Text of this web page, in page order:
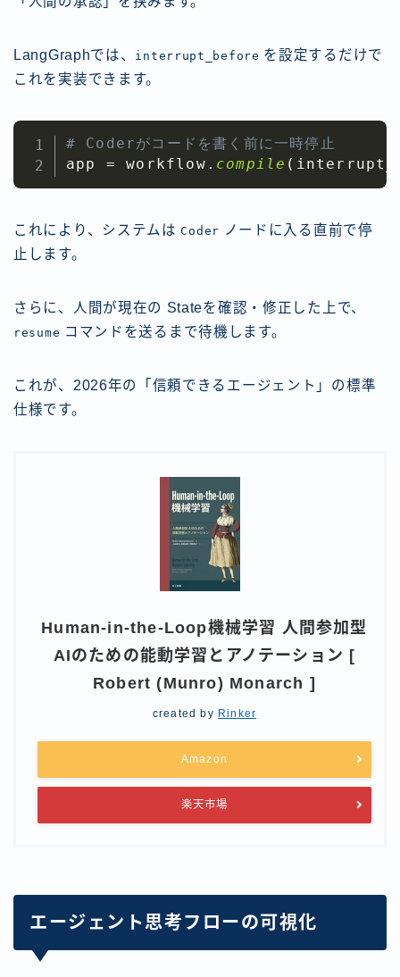
LangGraphでは、 interrupt_before を設定するだけで
これを実装できます。
# Coderがコードを書く前に一時停止
app = workflow . compile (
これにより、システムはCoder ノードに入る直前で停
止します。
さらに、人間が現在の Stateを確認・修正した上で、
resume コマンドを送るまで待機します。
これが、2026年の「信頼できるエージェント」の標準
仕様です。
Human-in-the-Loop機械学習 人間参加型
AIのための能動学習とアノテーション [
Robert (Munro) Monarch ]
created by Rinker
Amazon
楽天市場
エージェント思考フローの可視化